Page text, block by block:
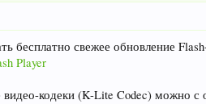
бесплатно свежее обновление
Player
кодеки (K-Lite Codec) можно с